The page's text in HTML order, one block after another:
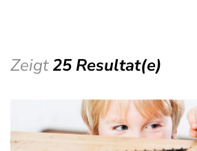
Zeigt25 Resultat(e)